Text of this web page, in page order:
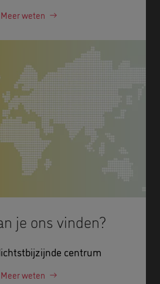
Meer weten
je ons vinden?
centrum
Meer weten